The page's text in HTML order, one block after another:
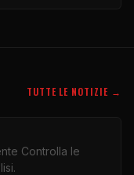
TUTTE LE NOTIZIE →
Controlla le